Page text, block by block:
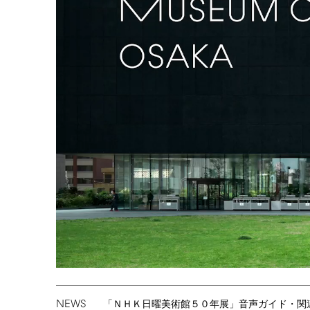
NEWS 「ＮＨＫ日曜美術館５０年展」音声ガイド・